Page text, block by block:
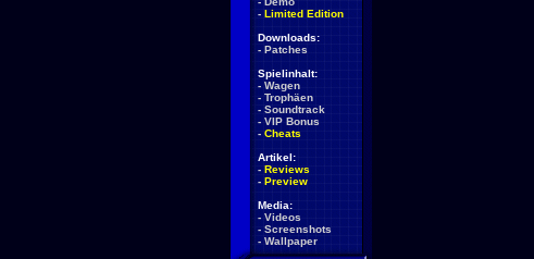
- Limited Edition
Downloads:
- Patches
Spielinhalt:
- Wagen
- Trophäen
- Soundtrack
- VIP Bonus
- Cheats
Artikel:
- Reviews
- Preview
Media:
- Videos
- Screenshots
- Wallpaper